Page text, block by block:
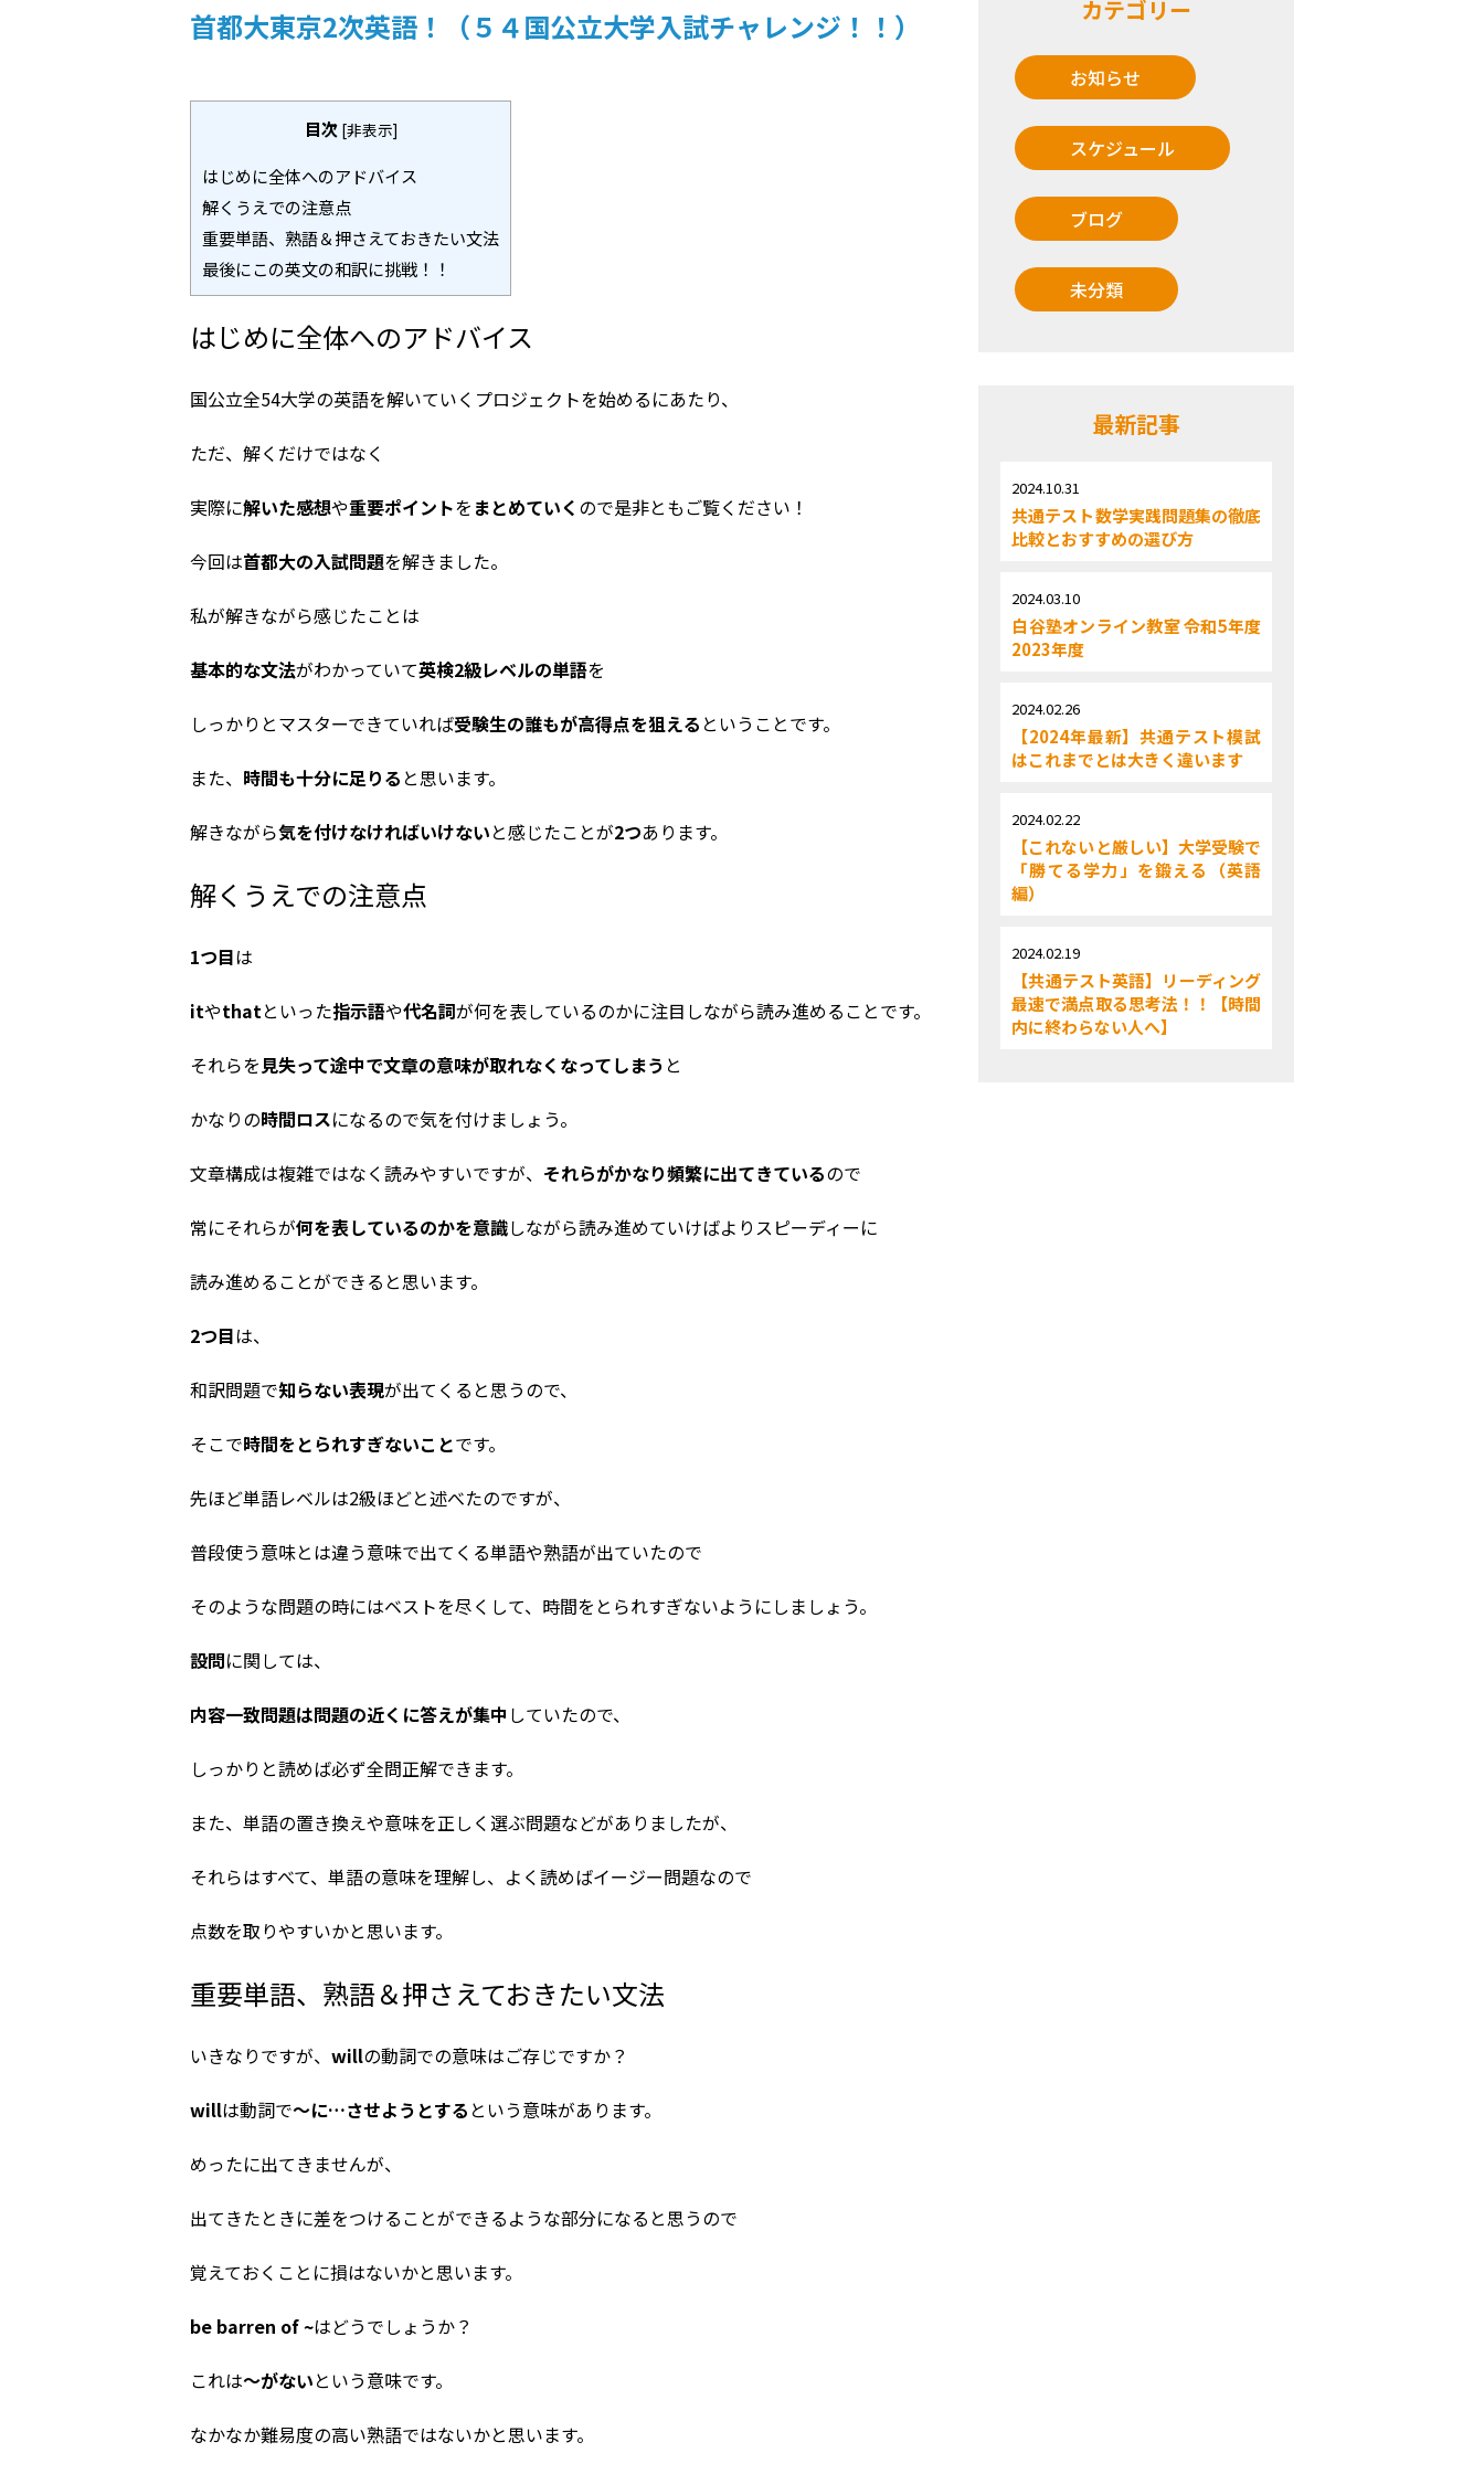
首都大東京2次英語！（５４国公立大学入試チャレンジ！！）
目次 [非表示]
はじめに全体へのアドバイス
解くうえでの注意点
重要単語、熟語＆押さえておきたい文法
最後にこの英文の和訳に挑戦！！
はじめに全体へのアドバイス
国公立全54大学の英語を解いていくプロジェクトを始めるにあたり、
ただ、解くだけではなく
実際に解いた感想や重要ポイントを まとめていく ので是非ともご覧ください！
今回は首都大の入試問題を解きました。
私が解きながら感じたことは
基本的な文法がわかっていて英検2級レベルの単語を
しっかりとマスターできていれば受験生の誰もが高得点を狙える ということです。
また、 時間も十分に足りる と思います。
解きながら気を付けなければいけないと感じたことが2つあります。
解くうえでの注意点
1つ目は
itやthatといった指示語や代名詞が何を表しているのかに注目しながら読み進めることです。
それらを見失って途中で文章の意味が取れなくなってしまう と
かなりの時間ロスになるので気を付けましょう。
文章構成は複雑ではなく読みやすいですが、 それらがかなり頻繁に出てきているので
常にそれらが何を表しているのかを意識しながら読み進めていけばよりスピーディーに
読み進めることができると思います。
2つ目は、
和訳問題で知らない表現が出てくると思うので、
そこで時間をとられすぎないことです。
先ほど単語レベルは2級ほどと述べたのですが、
普段使う意味とは違う意味で出てくる単語や熟語が出ていたので
そのような問題の時にはベストを尽くして、時間をとられすぎないようにしましょう。
設問に関しては、
内容一致問題は問題の近くに答えが集中 していたので、
しっかりと読めば必ず全問正解できます。
また、単語の置き換えや意味を正しく選ぶ問題などがありましたが、
それらはすべて、単語の意味を理解し、よく読めばイージー問題なので
点数を取りやすいかと思います。
重要単語、熟語＆押さえておきたい文法
いきなりですが、 willの動詞での意味はご存じですか？
willは動詞で～に…させようとする という意味があります。
めったに出てきませんが、
出てきたときに差をつけることができるような部分になると思うので
覚えておくことに損はないかと思います。
be barren of ~はどうでしょうか？
これは～がないという意味です。
なかなか難易度の高い熟語ではないかと思います。
カテゴリー
お知らせ
スケジュール
ブログ
未分類
最新記事
2024.10.31
共通テスト数学実践問題集の徹底
比較とおすすめの選び方
2024.03.10
白谷塾オンライン教室 令和5年度
2023年度
2024.02.26
【2024年最新】共通テスト模試
はこれまでとは大きく違います
2024.02.22
【これないと厳しい】大学受験で
「勝てる学力」を鍛える（英語
編）
2024.02.19
【共通テスト英語】リーディング
最速で満点取る思考法！！【時間
内に終わらない人へ】